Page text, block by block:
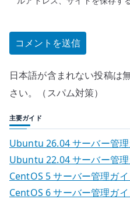
日本語が含まれない投稿は
さい。（スパム対策）
主要ガイド
Ubuntu 26.04 サーバー管理
Ubuntu 22.04 サーバー管理
CentOS 5 サーバー管理ガイ
CentOS 6 サーバー管理ガイ